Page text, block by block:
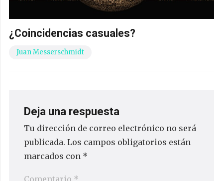
¿Coincidencias casuales?
Juan Messerschmidt
Deja una respuesta
Tu dirección de correo electrónico no será
publicada. Los campos obligatorios están
marcados con *